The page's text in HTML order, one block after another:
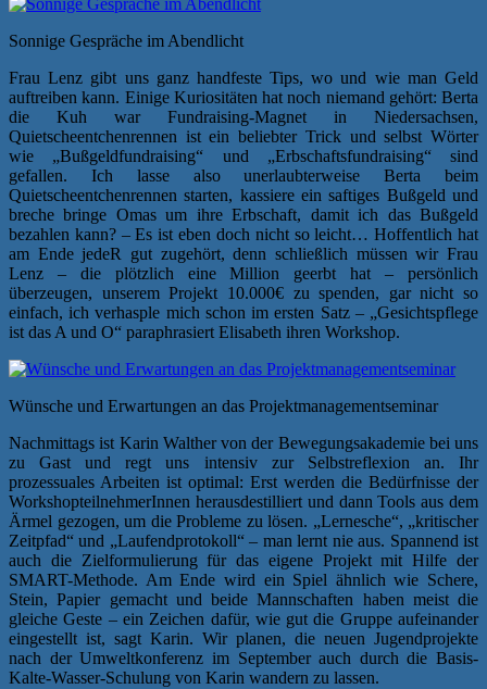
Sonnige Gespräche im Abendlicht
Frau Lenz gibt uns ganz handfeste Tips, wo und wie man Geld
auftreiben kann. Einige Kuriositäten hat noch niemand gehört: Berta
die Kuh war Fundraising-Magnet in Niedersachsen,
Quietscheentchenrennen ist ein beliebter Trick und selbst Wörter
wie „Bußgeldfundraising“ und „Erbschaftsfundraising“ sind
gefallen. Ich lasse also unerlaubterweise Berta beim
Quietscheentchenrennen starten, kassiere ein saftiges Bußgeld und
breche bringe Omas um ihre Erbschaft, damit ich das Bußgeld
bezahlen kann? – Es ist eben doch nicht so leicht… Hoffentlich hat
am Ende jedeR gut zugehört, denn schließlich müssen wir Frau
Lenz – die plötzlich eine Million geerbt hat – persönlich
überzeugen, unserem Projekt 10.000€ zu spenden, gar nicht so
einfach, ich verhasple mich schon im ersten Satz – „Gesichtspflege
ist das A und O“ paraphrasiert Elisabeth ihren Workshop.
Wünsche und Erwartungen an das Projektmanagementseminar
Nachmittags ist Karin Walther von der Bewegungsakademie bei uns
zu Gast und regt uns intensiv zur Selbstreflexion an. Ihr
prozessuales Arbeiten ist optimal: Erst werden die Bedürfnisse der
WorkshopteilnehmerInnen herausdestilliert und dann Tools aus dem
Ärmel gezogen, um die Probleme zu lösen. „Lernesche“, „kritischer
Zeitpfad“ und „Laufendprotokoll“ – man lernt nie aus. Spannend ist
auch die Zielformulierung für das eigene Projekt mit Hilfe der
SMART-Methode. Am Ende wird ein Spiel ähnlich wie Schere,
Stein, Papier gemacht und beide Mannschaften haben meist die
gleiche Geste – ein Zeichen dafür, wie gut die Gruppe aufeinander
eingestellt ist, sagt Karin. Wir planen, die neuen Jugendprojekte
nach der Umweltkonferenz im September auch durch die Basis-
Kalte-Wasser-Schulung von Karin wandern zu lassen.